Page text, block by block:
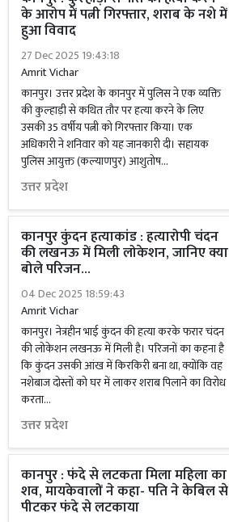
के आरोप में पत्नी गिरफ्तार, शराब के नशे में
हुआ विवाद
27 Dec 2025 19:43:18
Amrit Vichar
कानपुर। उत्तर प्रदेश के कानपुर में पुलिस ने एक व्यक्ति
की कुल्हाड़ी से कथित तौर पर हत्या करने के लिए
उसकी 35 वर्षीय पत्नी को गिरफ्तार किया। एक
अधिकारी ने शनिवार को यह जानकारी दी। सहायक
पुलिस आयुक्त (कल्याणपुर) आशुतोष...
उत्तर प्रदेश
कानपुर कुंदन हत्याकांड : हत्यारोपी चंदन
की लखनऊ में मिली लोकेशन, जानिए क्या
बोले परिजन...
04 Dec 2025 18:59:43
Amrit Vichar
कानपुर। नेत्रहीन भाई कुंदन की हत्या करके फरार चंदन
की लोकेशन लखनऊ में मिली है। परिजनों का कहना है
कि कुंदन उसकी आंख में किरकिरी बना था, क्योंकि वह
नशेबाज दोस्तों को घर में लाकर शराब पिलाने का विरोध
करता...
उत्तर प्रदेश
कानपुर : फंदे से लटकता मिला महिला का
शव, मायकेवालों ने कहा- पति ने केबिल से
पीटकर फंदे से लटकाया